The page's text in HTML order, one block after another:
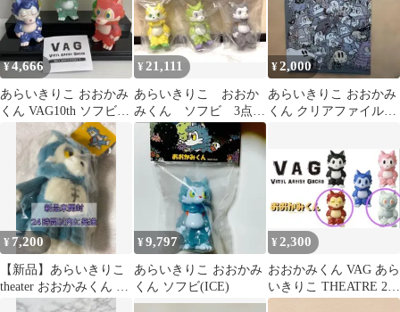
¥4,666
あらいきりこ おおかみ
くん VAG10th ソフビ
ガチャ 新品未開封
¥ 21,111
あらいきりこ おおか
みくん ソフビ 3点セ
ット
¥2,000
あらいきりこ おおかみ
くん クリアファイル1
¥ 7,200
【新品】あらいきりこ
theater おおかみくん ぬ
いぐるみ おはなしのか
¥9,797
あらいきりこ おおかみ
くん ソフビ(ICE)
¥ 2,300
おおかみくん VAG あら
いきりこ THEATRE 2種
セット